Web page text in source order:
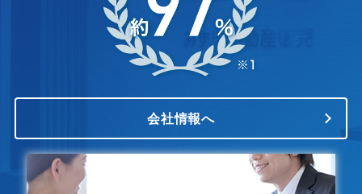
会社情報へ